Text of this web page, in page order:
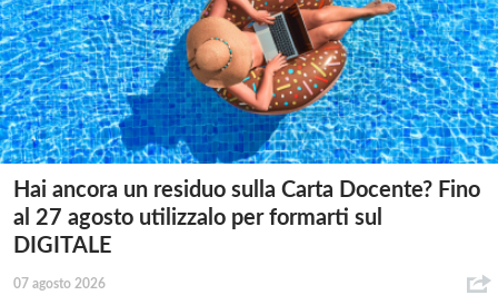
Hai ancora un residuo sulla Carta Docente? Fino
al 27 agosto utilizzalo per formarti sul
DIGITALE
07 agosto 2026